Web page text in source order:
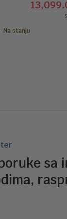
RSD.
Na stanju
sa